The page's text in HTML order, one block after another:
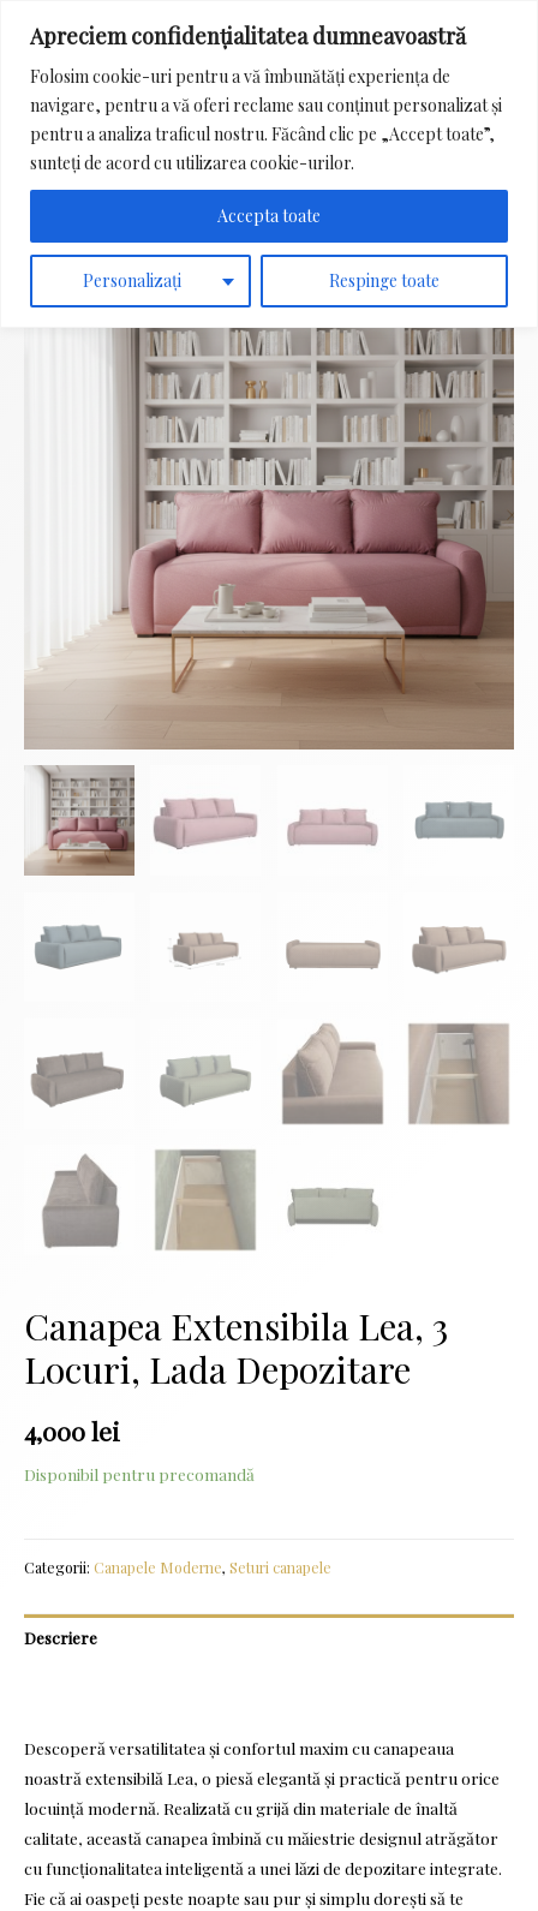
Apreciem confidențialitatea dumneavoastră
Folosim cookie-uri pentru a vă îmbunătăți experiența de
navigare, pentru a vă oferi reclame sau conținut personalizat și
pentru a analiza traficul nostru. Făcând clic pe „Accept toate”,
sunteți de acord cu utilizarea cookie-urilor.
Personalizați Respinge toate
Accepta toate
Menu
Search
for:
Canapea Extensibila Lea, 3
Locuri, Lada Depozitare
4,000lei
Disponibil pentru precomandă
Categorii: Canapele Moderne, Seturi canapele
Descriere
Descoperă versatilitatea și confortul maxim cu canapeaua
noastră extensibilă Lea, o piesă elegantă și practică pentru orice
locuință modernă. Realizată cu grijă din materiale de înaltă
calitate, această canapea îmbină cu măiestrie designul atrăgător
cu funcționalitatea inteligentă a unei lăzi de depozitare integrate.
Fie că ai oaspeți peste noapte sau pur și simplu dorești să te